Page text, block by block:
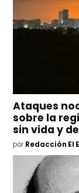
Ataques
sobre la
sin vida y
por Redacción El